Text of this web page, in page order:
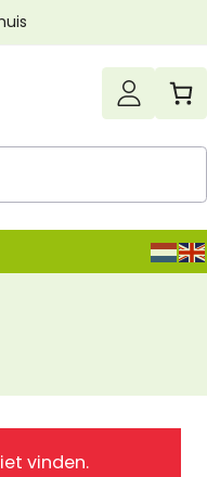
vinden.